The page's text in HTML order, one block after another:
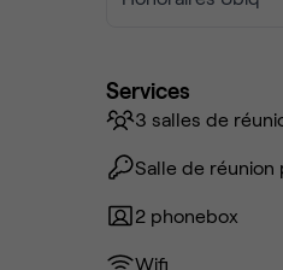
Services
3 salles de
Salle de réunion
2 phonebox
Wifi